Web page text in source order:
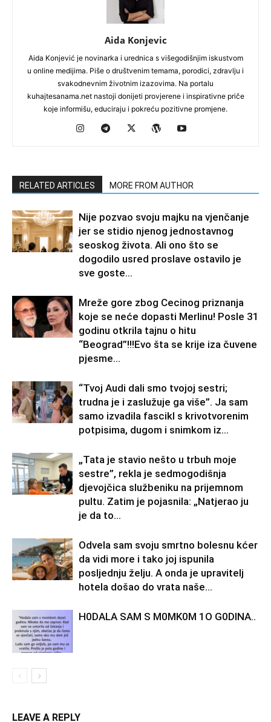
Aida Konjevic
Aida Konjević je novinarka i urednica s višegodišnjim iskustvom
u online medijima. Piše o društvenim temama, porodici, zdravlju i
svakodnevnim životnim izazovima. Na portalu
kuhajtesanama.net nastoji donijeti provjerene i inspirativne priče
koje informišu, educiraju i pokreću pozitivne promjene.
RELATED ARTICLES MORE FROM AUTHOR
Nije pozvao svoju majku na vjenčanje
jer se stidio njenog jednostavnog
seoskog života. Ali ono što se
dogodilo usred proslave ostavilo je
sve goste...
Mreže gore zbog Cecinog priznanja
koje se neće dopasti Merlinu! Posle 31
godinu otkrila tajnu o hitu
“Beograd”!!!Evo šta se krije iza čuvene
pjesme...
“Tvoj Audi dali smo tvojoj sestri;
trudna je i zaslužuje ga više”. Ja sam
samo izvadila fascikl s krivotvorenim
potpisima, dugom i snimkom iz...
„Tata je stavio nešto u trbuh moje
sestre”, rekla je sedmogodišnja
djevojčica službeniku na prijemnom
pultu. Zatim je pojasnila: „Natjerao ju
je da to...
Odvela sam svoju smrtno bolesnu kćer
da vidi more i tako joj ispunila
posljednju želju. A onda je upravitelj
hotela došao do vrata naše...
H0DALA SAM S M0MK0M 1O G0DINA..
LEAVE A REPLY